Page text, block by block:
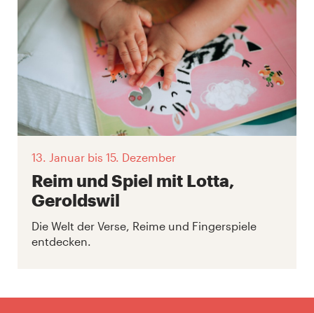
13. Januar bis 15. Dezember
Reim und Spiel mit Lotta,
Geroldswil
Die Welt der Verse, Reime und Fingerspiele
entdecken.